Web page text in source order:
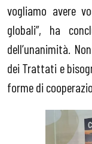
vogliamo avere
globali”, ha
dell’unanimità.
dei Trattati e
forme di